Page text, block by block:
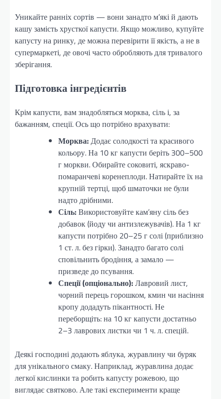
Уникайте ранніх сортів — вони занадто м’які й дають
кашу замість хрусткої капусти. Якщо можливо, купуйте
капусту на ринку, де можна перевірити її якість, а не в
супермаркеті, де овочі часто обробляють для тривалого
зберігання.
Підготовка інгредієнтів
Крім капусти, вам знадобляться морква, сіль і, за
бажанням, спеції. Ось що потрібно врахувати:
Морква:Додає солодкості та красивого
кольору. На 10 кг капусти беріть 300–500
г моркви. Обирайте соковиті, яскраво-
помаранчеві коренеплоди. Натирайте їх на
крупній тертці, щоб шматочки не були
надто дрібними.
Сіль:Використовуйте кам’яну сіль без
добавок (йоду чи антизлежувачів). На 1 кг
капусти потрібно 20–25 г солі (приблизно
1 ст. л. без гірки). Занадто багато солі
сповільнить бродіння, а замало —
призведе до псування.
Спеції (опціонально):Лавровий лист,
чорний перець горошком, кмин чи насіння
кропу додадуть пікантності. Не
переборщіть: на 10 кг капусти достатньо
2–3 лаврових листки чи 1 ч. л. спецій.
Деякі господині додають яблука, журавлину чи буряк
для унікального смаку. Наприклад, журавлина додає
легкої кислинки та робить капусту рожевою, що
виглядає святково. Але такі експерименти краще